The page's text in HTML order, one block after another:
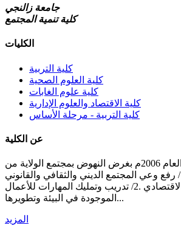
جامعة زالنجي
كلية تنمية المجتمع
الكليات
كلية التربية
كلية العلوم الصحية
كلية علوم الغابات
كلية الاقتصاد والعلوم الإدارية
كلية التربية - مرحلة الأساس
عن الكلية
أُنشئت الكلية في العام 2006م بغرض النهوض بمجتمع الولاية من
خلال الأهداف التالية:1/ رفع وعي المجتمع الديني والثقافي والقانوني
والاجتماعي والاقتصادي .2/ تدريب وتمليك المهارات للأعمال
الموجودة في البيئة وتطويرها...
المزيد